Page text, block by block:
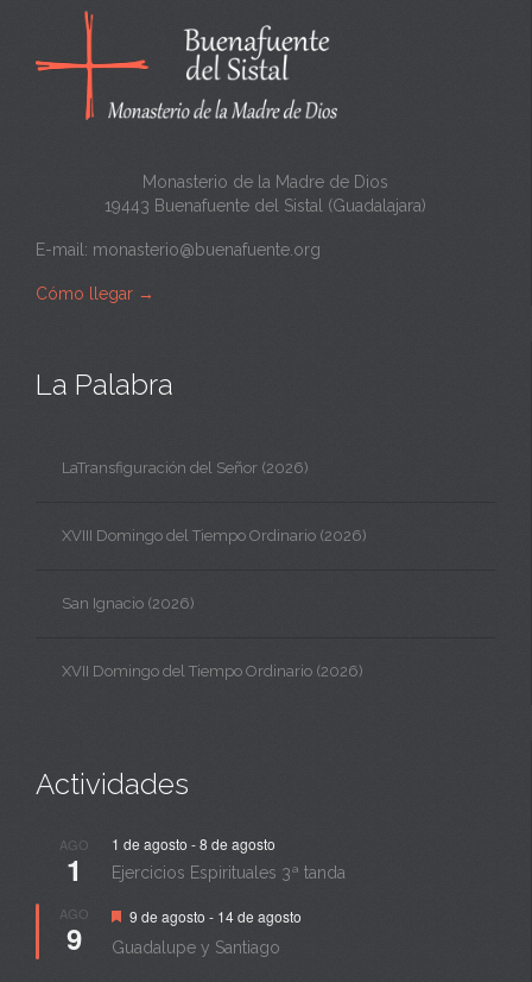
n
a
Monasterio de la Madre de Dios
19443 Buenafuente del Sistal (Guadalajara)
E-mail: monasterio@buenafuente.org
Cómo llegar →
La Palabra
LaTransfiguración del Señor (2026)
XVIII Domingo del Tiempo Ordinario (2026)
San Ignacio (2026)
XVII Domingo del Tiempo Ordinario (2026)
Actividades
AGO
1
1 de agosto -8 de agosto
Ejercicios Espirituales 3ª tanda
AGO
9
Destacado
9 de agosto - 14 de agosto
Guadalupe y Santiago